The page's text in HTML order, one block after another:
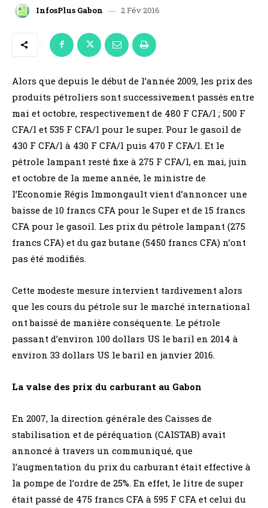
InfosPlus Gabon 2 Fév 2016
Alors que depuis le début de l’année 2009, les prix des
produits pétroliers sont successivement passés entre
mai et octobre, respectivement de 480 F CFA/l ; 500 F
CFA/l et 535 F CFA/l pour le super. Pour le gasoil de
430 F CFA/l à 430 F CFA/l puis 470 F CFA/l. Et le
pétrole lampant resté fixe à 275 F CFA/l, en mai, juin
et octobre de la meme année, le ministre de
l’Economie Régis Immongault vient d’annoncer une
baisse de 10 francs CFA pour le Super et de 15 francs
CFA pour le gasoil. Les prix du pétrole lampant (275
francs CFA) et du gaz butane (5450 francs CFA) n’ont
pas été modifiés.
Cette modeste mesure intervient tardivement alors
que les cours du pétrole sur le marché international
ont baissé de manière conséquente. Le pétrole
passant d’environ 100 dollars US le baril en 2014 à
environ 33 dollars US le baril en janvier 2016.
La valse des prix du carburant au Gabon
En 2007, la direction générale des Caisses de
stabilisation et de péréquation (CAISTAB) avait
annoncé à travers un communiqué, que
l’augmentation du prix du carburant était effective à
la pompe de l’ordre de 25%. En effet, le litre de super
était passé de 475 francs CFA à 595 F CFA et celui du